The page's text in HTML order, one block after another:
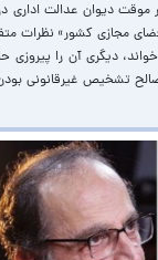
دیوان عدالت اداری
مجازی کشور» نظرات
دیگری آن را پیروزی
تشخیص غیرقانونی